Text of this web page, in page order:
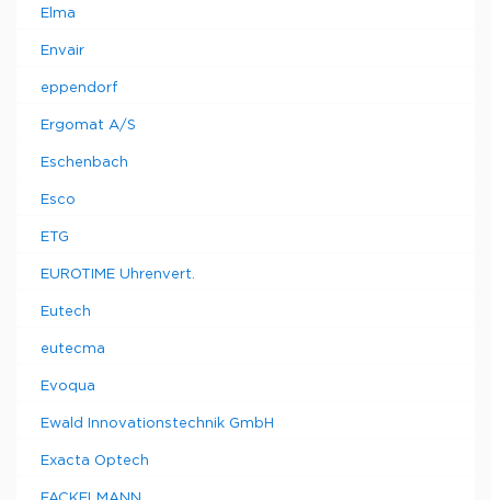
Elma
Envair
eppendorf
Ergomat A/S
Eschenbach
Esco
ETG
EUROTIME Uhrenvert.
Eutech
eutecma
Evoqua
Ewald Innovationstechnik GmbH
Exacta Optech